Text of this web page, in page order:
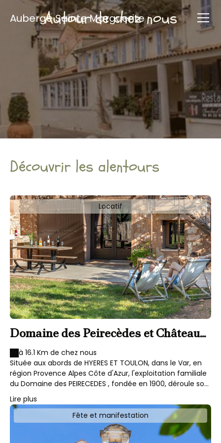
Auberge Sainte Marguerite
Autour de chez nous
Découvrir les alentours
Locatif
Domaine des Peirecèdes et Château
la Tulipe Noire
à 16.1 Km de chez nous
Située aux abords de HYERES ET TOULON, dans le Var, en
région Provence Alpes Côte d'Azur, l'exploitation familiale
du Domaine des PEIRECEDES , fondée en 1900, déroule son
tapis de vignes de 50 hectares entre Cuers et Pierrefeu, à
la porte des Maures, sur l'aire d'appellation Côtes-de-
Provence . Niché au bord de la Méditerranée, près du
Pradet, le Château La Tulipe noire , la maison « fille » des
PEIRECEDES, est venue agrandir la production à l'arrivée
Lire plus
Fête et manifestation